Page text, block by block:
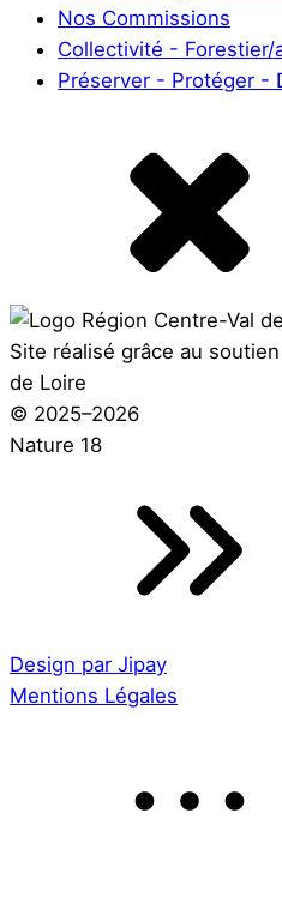
Nos Commissions
Collectivité -
Préserver - Protéger -
Site réalisé grâce au
de Loire
© 2025–2026
Nature 18
Design par Jipay
Mentions Légales